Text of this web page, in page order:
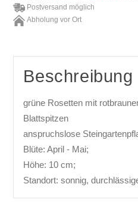
Postversand möglich
Abholung vor Ort
Beschreibung
grüne Rosetten mit
Blattspitzen
anspruchslose
Blüte: April - Mai;
Höhe: 10 cm;
Standort: sonnig,